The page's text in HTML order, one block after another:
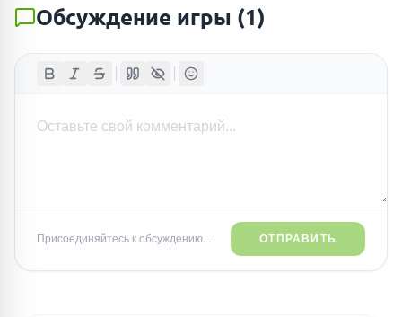
Обсуждение игры (1)
Присоединяйтесь к обсуждению... ОТПРАВИТЬ